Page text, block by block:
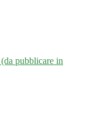
pubblicare in